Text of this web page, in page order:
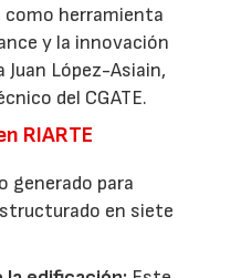
como herramienta
y la innovación
Juan López-Asiain,
del CGATE.
RIARTE
generado para
en siete